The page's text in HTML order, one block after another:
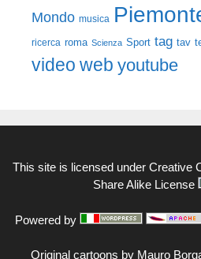
Mondo musica
ricerca roma Scienza Sport tag tav
video web youtube
This site is licensed under Creative
Share Alike License
Powered by
Original cartoons by Mauro